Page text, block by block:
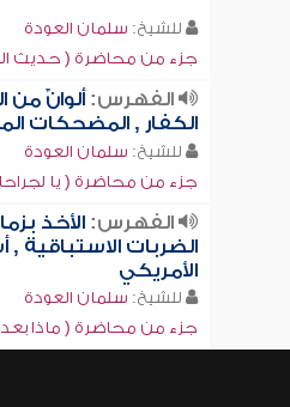
للشيخ: سلمان العودة
جزء من محاضرة ( حديث
الفهرس:ألوانٌ من
الكفار , المضحكات
للشيخ: سلمان العودة
جزء من محاضرة ( يا
الفهرس:الأخذ
الضربات الاستباقية ,
الأمريكي
للشيخ: سلمان العودة
جزء من محاضرة ( ماذا بعد